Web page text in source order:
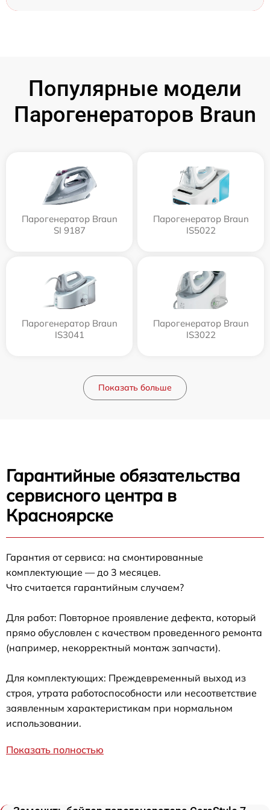
Популярные модели
Парогенераторов Braun
Парогенератор Braun
SI 9187
Парогенератор Braun
IS5022
Парогенератор Braun
IS3041
Парогенератор Braun
IS3022
Показать больше
Гарантийные обязательства
сервисного центра в
Красноярске
Гарантия от сервиса: на смонтированные
комплектующие — до 3 месяцев.
Что считается гарантийным случаем?
Для работ: Повторное проявление дефекта, который
прямо обусловлен с качеством проведенного ремонта
(например, некорректный монтаж запчасти).
Для комплектующих: Преждевременный выход из
строя, утрата работоспособности или несоответствие
заявленным характеристикам при нормальном
использовании.
Показать полностью